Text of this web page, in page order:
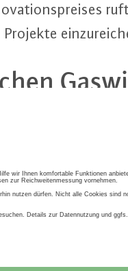
der
gemeinsam mit
geehrt, die